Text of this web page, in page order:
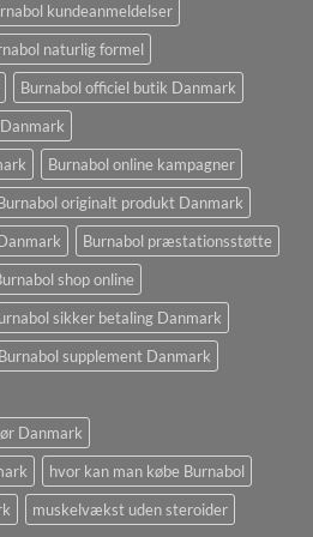
kundeanmeldelser
naturlig formel
Burnabol officiel butik Danmark
Burnabol online kampagner
originalt produkt Danmark
Burnabol præstationsstøtte
shop online
sikker betaling Danmark
Burnabol supplement Danmark
Danmark
hvor kan man købe Burnabol
muskelvækst uden steroider